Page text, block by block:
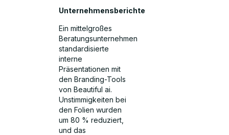
Unternehmensberichte
Ein mittelgroßes
Beratungsunternehmen
standardisierte
interne
Präsentationen mit
den Branding-Tools
von Beautiful ai.
Unstimmigkeiten bei
den Folien wurden
um 80 % reduziert,
und das